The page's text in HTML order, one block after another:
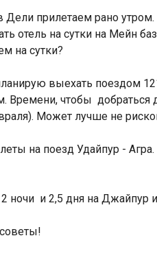
Дели прилетаем рано
отель на сутки на Мейн
на сутки?
выехать поездом
Времени, чтобы добраться
Может лучше не
на поезд Удайпур -
ночи и 2,5 дня на Джайпур